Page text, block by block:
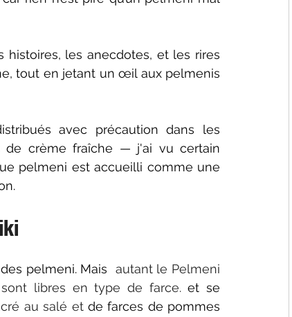
les anecdotes, et les rires
tout en jetant un œil aux pelmenis
avec précaution dans les
de crème fraîche — j'ai vu certain
pelmeni est accueilli comme une
pelmeni. Mais autant le Pelmeni
libres en type de farce. et se
au salé et de farces de pommes